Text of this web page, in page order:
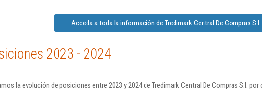
Acceda a toda la información de Tredimark Central De Compras S.l.
2023 - 2024
la evolución de posiciones entre 2023 y 2024 de Tredimark Central De Compras S.l.